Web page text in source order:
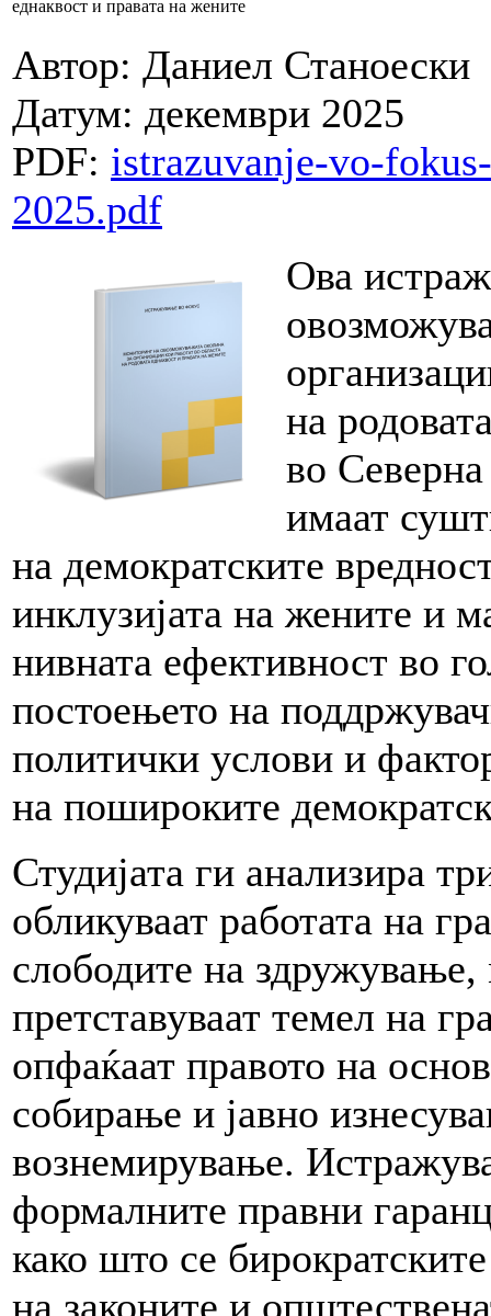
еднаквост и правата на жените
Автор: Даниел Станоески
Датум: декември 2025
PDF: istrazuvanje-vo-
2025.pdf
Ова
на
во
имаат
на демократските
инклузијата на жените и
нивната ефективност во
постоењето на
политички услови и
на пошироките
Студијата ги анализира
обликуваат работата на
слободите на
претставуваат темел на
опфаќаат правото на
собирање и јавно
вознемирување.
формалните правни
како што се
на законите и